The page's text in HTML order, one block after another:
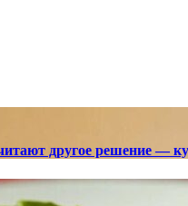
другое решение —